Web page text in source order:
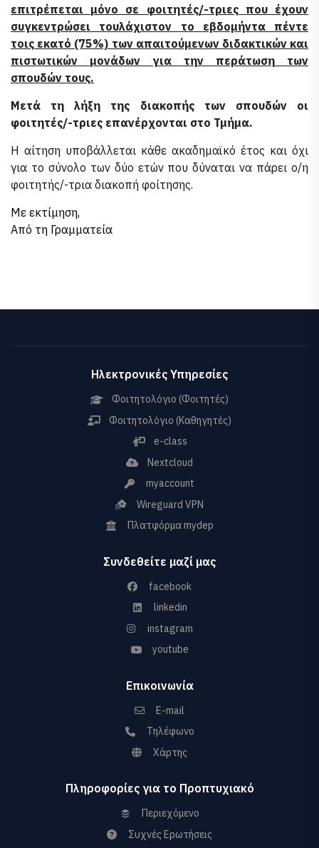
επιτρέπεται μόνο σε φοιτητές/-τριες που έχουν
συγκεντρώσει τουλάχιστον το εβδομήντα πέντε
τοις εκατό (75%) των απαιτούμενων διδακτικών και
πιστωτικών μονάδων για την περάτωση των
σπουδών τους.
Μετά τη λήξη της διακοπής των σπουδών οι
φοιτητές/-τριες επανέρχονται στο Τμήμα.
Η αίτηση υποβάλλεται κάθε ακαδημαϊκό έτος και όχι
για το σύνολο των δύο ετών που δύναται να πάρει ο/η
φοιτητής/-τρια διακοπή φοίτησης.
Με εκτίμηση,
Από τη Γραμματεία
Ηλεκτρονικές Υπηρεσίες
Φοιτητολόγιο (Φοιτητές)
Φοιτητολόγιο (Καθηγητές)
e-class
Nextcloud
myaccount
Wireguard VPN
Πλατφόρμα mydep
Συνδεθείτε μαζί μας
facebook
linkedin
instagram
youtube
Επικοινωνία
E-mail
Τηλέφωνο
Χάρτης
Πληροφορίες για το Προπτυχιακό
Περιεχόμενο
Συχνές Ερωτήσεις